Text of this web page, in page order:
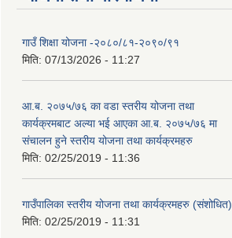
गाउँ शिक्षा योजना -२०८०/८१-२०९०/९१
मिति: 07/13/2026 - 11:27
आ.ब. २०७५/७६ का वडा स्तरीय योजना तथा
कार्यक्रमबाट अल्या भई आएका आ.ब. २०७५/७६ मा
स‌ंचालन हुने स्तरीय योजना तथा कार्यक्रमहरु
मिति: 02/25/2019 - 11:36
गाउँपालिका स्तरीय योजना तथा कार्यक्रमहरु (स‌ंशोधित)
मिति: 02/25/2019 - 11:31